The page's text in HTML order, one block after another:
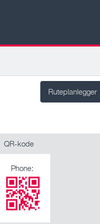
Ruteplanlegger
QR-kode
Phone: